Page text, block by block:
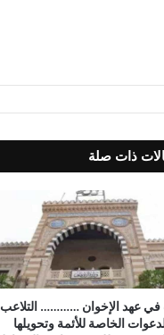
ذات صلة
عهد الإخوان ………… التلاعب
الخاصة للأئمة وتحويلها